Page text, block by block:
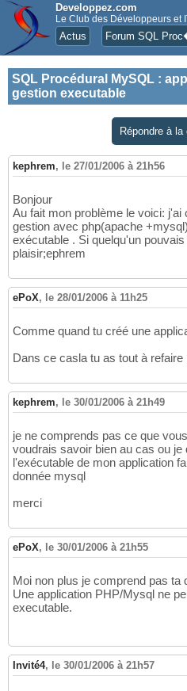
Developpez.com
Le Club des Développeurs et
Actus Forum SQL
SQL Procédural MySQL :
gestion executable
Répondre à
kephrem, le 27/01/2006 à 21h56
Bonjour
Au fait mon problème le voici: j'ai
gestion avec php(apache
exécutable . Si quelqu'un
plaisir;ephrem
ePoX, le 28/01/2006 à 11h25
Comme quand tu créé une
Dans ce casla tu as tout à refaire
kephrem, le 30/01/2006 à 21h49
je ne comprends pas ce que
voudrais savoir bien au cas ou
l'exécutable de mon application
donnée mysql
merci
ePoX, le 30/01/2006 à 21h55
Moi non plus je comprend pas ta
Une application PHP/Mysql ne
executable.
Invité4, le 30/01/2006 à 21h57